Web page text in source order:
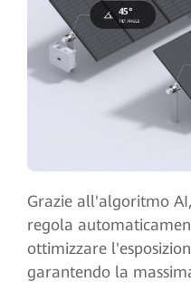
Grazie all'algoritmo
regola
ottimizzare
garantendo la